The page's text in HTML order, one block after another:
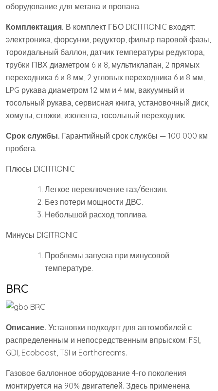
оборудование для метана и пропана.
Комплектация. В комплект ГБО DIGITRONIC входят:
электроника, форсунки, редуктор, фильтр паровой фазы,
тороидальный баллон, датчик температуры редуктора,
трубки ПВХ диаметром 6 и 8, мультиклапан, 2 прямых
переходника 6 и 8 мм, 2 угловых переходника 6 и 8 мм,
LPG рукава диаметром 12 мм и 4 мм, вакуумный и
тосольный рукава, сервисная книга, установочный диск,
хомуты, стяжки, изолента, тосольный переходник.
Срок службы. Гарантийный срок службы — 100 000 км
пробега.
Плюсы DIGITRONIC
Легкое переключение газ/бензин.
Без потери мощности ДВС.
Небольшой расход топлива.
Минусы DIGITRONIC
Проблемы запуска при минусовой
температуре.
BRC
Описание. Установки подходят для автомобилей с
распределенным и непосредственным впрыском: FSI,
GDI, Ecoboost, TSI и Earthdreams.
Газовое баллонное оборудование 4-го поколения
монтируется на 90% двигателей. Здесь применена